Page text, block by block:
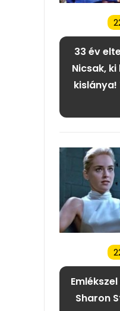
33 év
Nicsak,
kislánya!
Sharon